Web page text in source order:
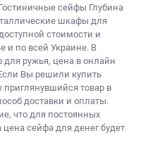
сейфы Глубина
шкафы для
стоимости и
и по всей Украине. В
для ружья, цена в онлайн
Вы решили купить
приглянувшийся товар в
доставки и оплаты.
что для постоянных
цена сейфа для денегбудет